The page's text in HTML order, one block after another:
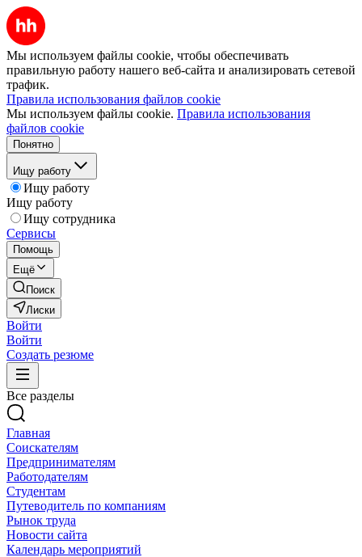
Мы используем файлы cookie, чтобы обеспечивать
правильную работу нашего веб-сайта и анализировать сетевой
трафик.
Правила использования файлов cookie
Мы используем файлы cookie. Правила использования
файлов cookie
Понятно
Ищу работу
Ищу работу
Ищу работу
Ищу сотрудника
Сервисы
Помощь
Ещё
Поиск
Лиски
Войти
Войти
Создать резюме
Все разделы
Главная
Соискателям
Предпринимателям
Работодателям
Студентам
Путеводитель по компаниям
Рынок труда
Новости сайта
Календарь мероприятий